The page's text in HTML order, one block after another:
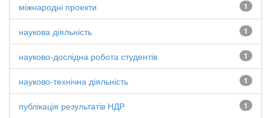
1
міжнародні проекти
1
наукова діяльність
1
науково-дослідна робота студентів
1
науково-технічна діяльність
1
публікація результатів НДР